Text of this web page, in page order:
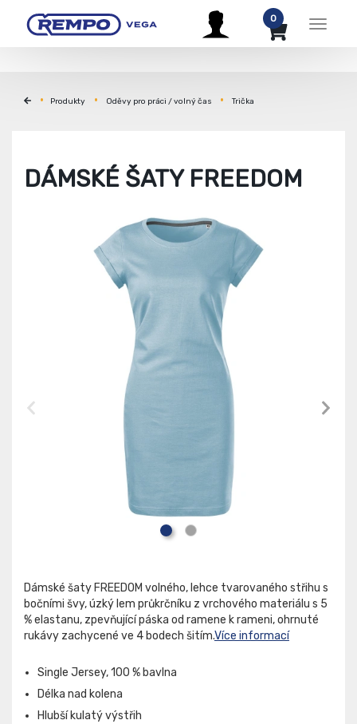
Menu
0
Produkty Oděvy pro práci / volný čas Trička
DÁMSKÉ ŠATY FREEDOM
Dámské šaty FREEDOM volného, lehce tvarovaného střihu s
bočními švy, úzký lem průkrčníku z vrchového materiálu s 5
% elastanu, zpevňující páska od ramene k rameni, ohrnuté
rukávy zachycené ve 4 bodech šitím.Více informací
Single Jersey, 100 % bavlna
Délka nad kolena
Hlubší kulatý výstřih